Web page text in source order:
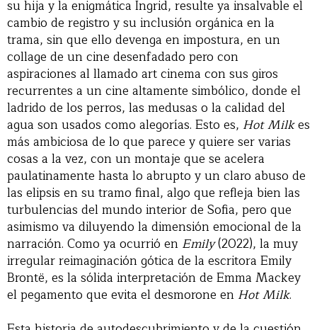
su hija y la enigmática Ingrid, resulte ya insalvable el
cambio de registro y su inclusión orgánica en la
trama, sin que ello devenga en impostura, en un
collage de un cine desenfadado pero con
aspiraciones al llamado art cinema con sus giros
recurrentes a un cine altamente simbólico, donde el
ladrido de los perros, las medusas o la calidad del
agua son usados como alegorías. Esto es, Hot Milkes
más ambiciosa de lo que parece y quiere ser varias
cosas a la vez, con un montaje que se acelera
paulatinamente hasta lo abrupto y un claro abuso de
las elipsis en su tramo final, algo que refleja bien las
turbulencias del mundo interior de Sofia, pero que
asimismo va diluyendo la dimensión emocional de la
narración. Como ya ocurrió en Emily(2022), la muy
irregular reimaginación gótica de la escritora Emily
Brontë, es la sólida interpretación de Emma Mackey
el pegamento que evita el desmorone en Hot Milk.